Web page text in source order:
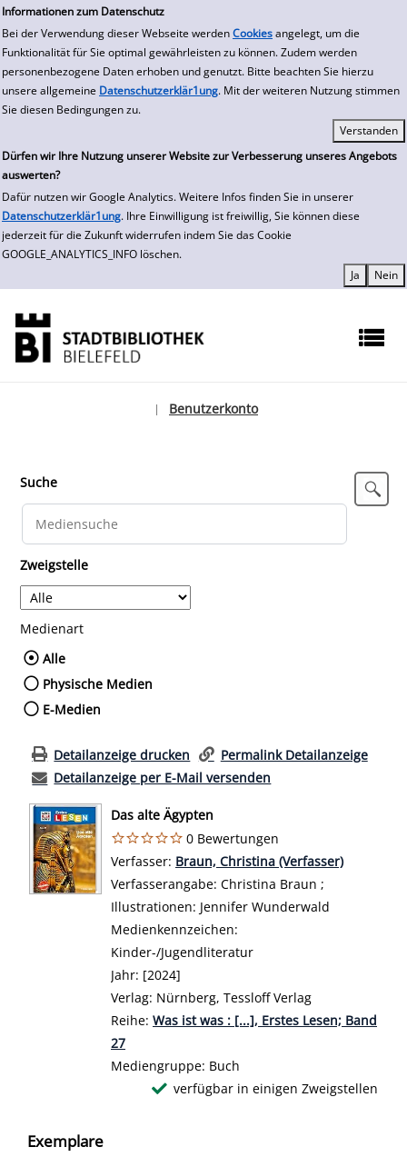
Informationen zum Datenschutz
Bei der Verwendung dieser Webseite werden Cookies angelegt, um die
Funktionalität für Sie optimal gewährleisten zu können. Zudem werden
personenbezogene Daten erhoben und genutzt. Bitte beachten Sie hierzu
unsere allgemeine Datenschutzerklär1ung. Mit der weiteren Nutzung stimmen
Sie diesen Bedingungen zu.
Dürfen wir Ihre Nutzung unserer Website zur Verbesserung unseres Angebots
auswerten?
Dafür nutzen wir Google Analytics. Weitere Infos finden Sie in unserer
Datenschutzerklär1ung. Ihre Einwilligung ist freiwillig, Sie können diese
jederzeit für die Zukunft widerrufen indem Sie das Cookie
GOOGLE_ANALYTICS_INFO löschen.
zur Navigation springen
zum Inhalt springen
Zur Detailanzeige springen
Benutzerkonto
Suche
Zweigstelle
Medienart
Wählen Sie die Medienart nach der Sie
Alle
Physische Medien
E-Medien
Detailanzeige drucken
Permalink Detailanzeige
Detailanzeige per E-Mail versenden
Das alte Ägypten
0 Bewertungen
Verfasser: Suche nach diesem Verfasser
Braun, Christina (Verfasser)
Verfasserangabe: Christina Braun ;
Illustrationen: Jennifer Wunderwald
Medienkennzeichen:
Kinder-/Jugendliteratur
Jahr: [2024]
Verlag: Nürnberg, Tessloff Verlag
Reihe: Was ist was : [...], Erstes Lesen; Band
27
Mediengruppe: Buch
verfügbar in einigen Zweigstellen
Exemplare